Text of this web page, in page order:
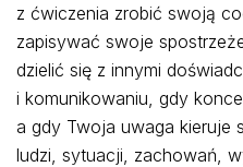
z ćwiczenia zrobić swoją
zapisywać swoje
dzielić się z innymi
i komunikowaniu, gdy
a gdy Twoja uwaga kieruje
ludzi, sytuacji, zachowań,